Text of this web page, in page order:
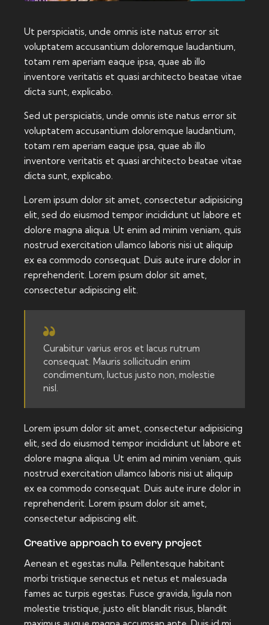
Ut perspiciatis, unde omnis iste natus error sit
voluptatem accusantium doloremque laudantium,
totam rem aperiam eaque ipsa, quae ab illo
inventore veritatis et quasi architecto beatae vitae
dicta sunt, explicabo.
Sed ut perspiciatis, unde omnis iste natus error sit
voluptatem accusantium doloremque laudantium,
totam rem aperiam eaque ipsa, quae ab illo
inventore veritatis et quasi architecto beatae vitae
dicta sunt, explicabo.
Lorem ipsum dolor sit amet, consectetur adipisicing
elit, sed do eiusmod tempor incididunt ut labore et
dolore magna aliqua. Ut enim ad minim veniam, quis
nostrud exercitation ullamco laboris nisi ut aliquip
ex ea commodo consequat. Duis aute irure dolor in
reprehenderit. Lorem ipsum dolor sit amet,
consectetur adipiscing elit.
Curabitur varius eros et lacus rutrum
consequat. Mauris sollicitudin enim
condimentum, luctus justo non, molestie
nisl.
Lorem ipsum dolor sit amet, consectetur adipisicing
elit, sed do eiusmod tempor incididunt ut labore et
dolore magna aliqua. Ut enim ad minim veniam, quis
nostrud exercitation ullamco laboris nisi ut aliquip
ex ea commodo consequat. Duis aute irure dolor in
reprehenderit. Lorem ipsum dolor sit amet,
consectetur adipiscing elit.
Creative approach to every project
Aenean et egestas nulla. Pellentesque habitant
morbi tristique senectus et netus et malesuada
fames ac turpis egestas. Fusce gravida, ligula non
molestie tristique, justo elit blandit risus, blandit